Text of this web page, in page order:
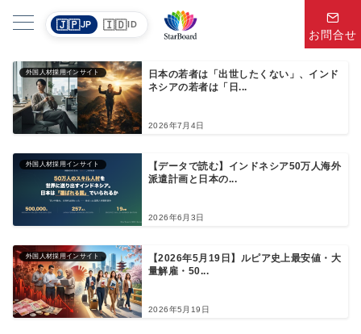
お問合せ
外国人材採用インサイト
日本の若者は「出世したくない」、インド
ネシアの若者は「日...
2026年7月4日
外国人材採用インサイト
【データで読む】インドネシア50万人海外
派遣計画と日本の...
2026年6月3日
外国人材採用インサイト
【2026年5月19日】ルピア史上最安値・大
量解雇・50...
2026年5月19日
🇯🇵JP 🇮🇩ID